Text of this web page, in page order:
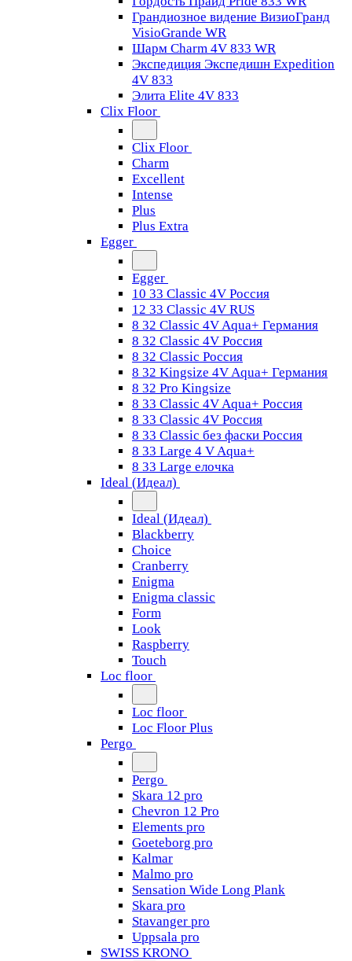
Грандиозное видение ВизиоГранд
VisioGrande WR
Шарм Charm 4V 833 WR
Экспедиция Экспедишн Expedition
4V 833
Элита Elite 4V 833
Clix Floor
Clix Floor
Charm
Excellent
Intense
Plus
Plus Extra
Egger
Egger
10 33 Classic 4V Россия
12 33 Classic 4V RUS
8 32 Classic 4V Aqua+ Германия
8 32 Classic 4V Россия
8 32 Classic Россия
8 32 Kingsize 4V Aqua+ Германия
8 32 Pro Kingsize
8 33 Classic 4V Aqua+ Россия
8 33 Classic 4V Россия
8 33 Classic без фаски Россия
8 33 Large 4 V Aqua+
8 33 Large елочка
Ideal (Идеал)
Ideal (Идеал)
Blackberry
Choice
Cranberry
Enigma
Enigma classic
Form
Look
Raspberry
Touch
Loc floor
Loc floor
Loc Floor Plus
Pergo
Pergo
Skara 12 pro
Chevron 12 Pro
Elements pro
Goeteborg pro
Kalmar
Malmo pro
Sensation Wide Long Plank
Skara pro
Stavanger pro
Uppsala pro
SWISS KRONO